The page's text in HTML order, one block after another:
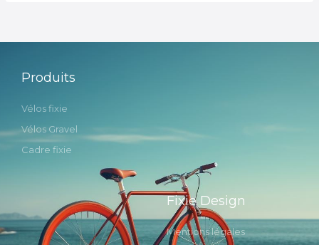
Produits
Vélos fixie
Vélos Gravel
Cadre fixie
Fixie Design
Mentions légales